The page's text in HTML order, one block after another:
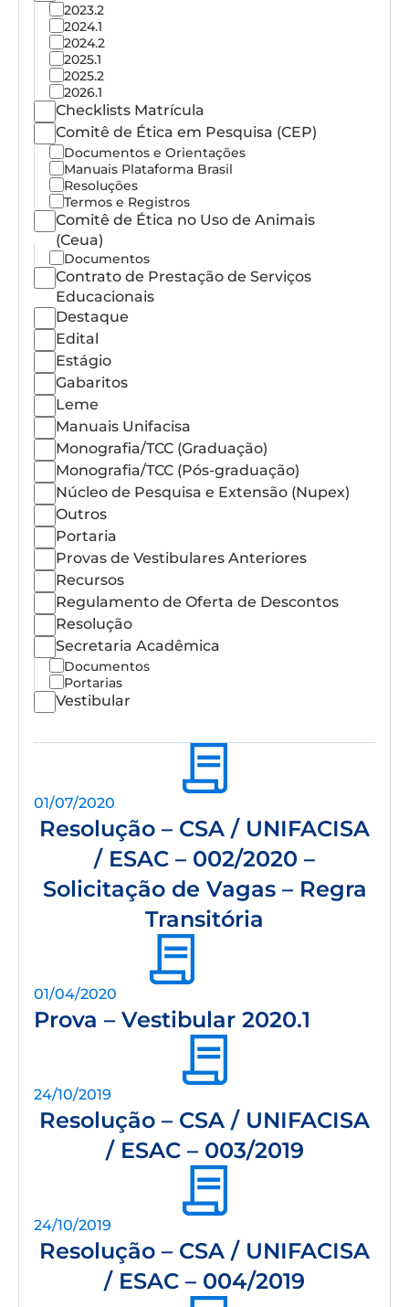
2023.2
2024.1
2024.2
2025.1
2025.2
2026.1
Checklists Matrícula
Comitê de Ética em Pesquisa (CEP)
Documentos e Orientações
Manuais Plataforma Brasil
Resoluções
Termos e Registros
Comitê de Ética no Uso de Animais
(Ceua)
Documentos
Contrato de Prestação de Serviços
Educacionais
Destaque
Edital
Estágio
Gabaritos
Leme
Manuais Unifacisa
Monografia/TCC (Graduação)
Monografia/TCC (Pós-graduação)
Núcleo de Pesquisa e Extensão (Nupex)
Outros
Portaria
Provas de Vestibulares Anteriores
Recursos
Regulamento de Oferta de Descontos
Resolução
Secretaria Acadêmica
Documentos
Portarias
Vestibular
01/07/2020
Resolução – CSA / UNIFACISA
/ ESAC – 002/2020 –
Solicitação de Vagas – Regra
Transitória
01/04/2020
Prova – Vestibular 2020.1
24/10/2019
Resolução – CSA / UNIFACISA
/ ESAC – 003/2019
24/10/2019
Resolução – CSA / UNIFACISA
/ ESAC – 004/2019